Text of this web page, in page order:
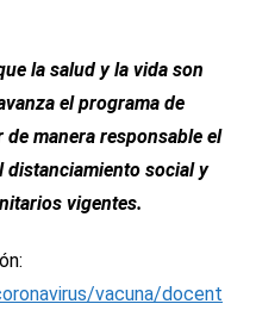
la salud y la vida son
el programa de
manera responsable el
distanciamiento social y
vigentes.
vacuna/docent